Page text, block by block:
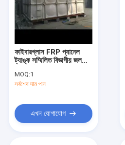
ফাইবারগ্লাস FRP প্যানেল
ট্যাঙ্ক সম্মিলিত বিভাগীয় জল
MOQ:1
সর্বশেষ দাম পান
এখন যোগাযোগ